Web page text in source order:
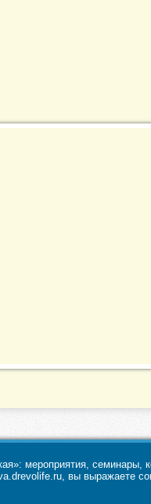
мероприятия, семинары,
вы выражаете